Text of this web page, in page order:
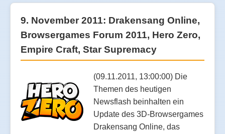
9. November 2011: Drakensang Online,
Browsergames Forum 2011, Hero Zero,
Empire Craft, Star Supremacy
(09.11.2011, 13:00:00) Die
Themen des heutigen
Newsflash beinhalten ein
Update des 3D-Browsergames
Drakensang Online, das